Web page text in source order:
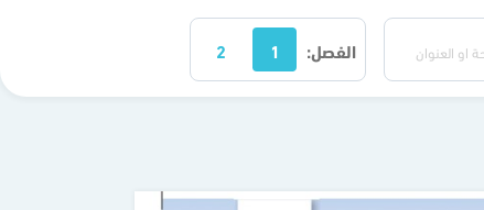
الفصل: 1
2